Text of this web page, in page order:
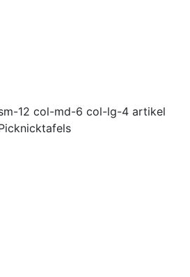
12 col-md-6 col-lg-4 artikel